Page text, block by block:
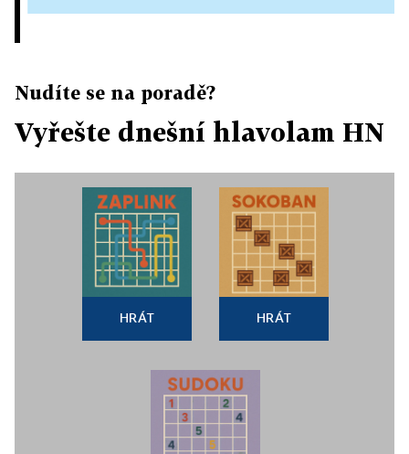
Nudíte se na poradě?
Vyřešte dnešní hlavolam HN
HRÁT HRÁT